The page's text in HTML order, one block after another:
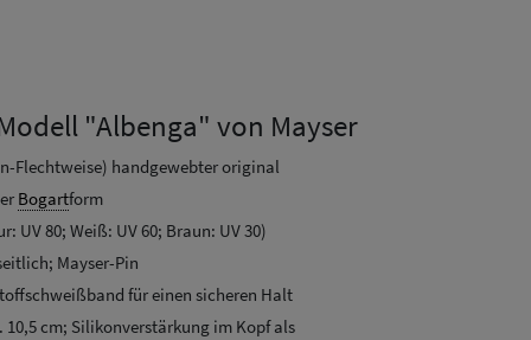
"Albenga" von Mayser
Flechtweise) handgewebter original
Bogartform
80; Weiß: UV 60; Braun: UV 30)
Mayser-Pin
für einen sicheren Halt
cm; Silikonverstärkung im Kopf als